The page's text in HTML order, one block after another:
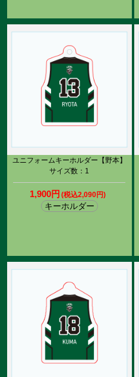
ユニフォームキーホルダー【野本】
サイズ数：1
1,900円 (税込2,090円)
キーホルダー